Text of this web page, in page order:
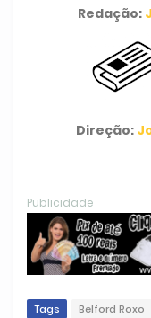
Redação:
Direção:
Publicidade
Tags Belford Roxo